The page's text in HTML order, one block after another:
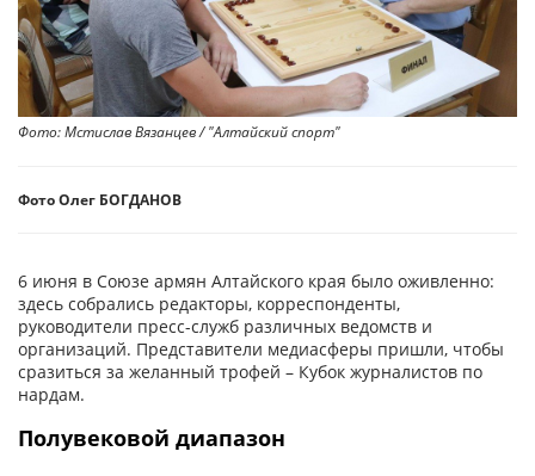
Фото: Мстислав Вязанцев / "Алтайский спорт"
Фото Олег БОГДАНОВ
6 июня в Союзе армян Алтайского края было оживленно:
здесь собрались редакторы, корреспонденты,
руководители пресс-служб различных ведомств и
организаций. Представители медиасферы пришли, чтобы
сразиться за желанный трофей – Кубок журналистов по
нардам.
Полувековой диапазон